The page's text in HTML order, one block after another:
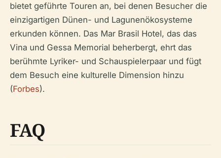
bietet geführte Touren an, bei denen Besucher die
einzigartigen Dünen- und Lagunenökosysteme
erkunden können. Das Mar Brasil Hotel, das das
Vina und Gessa Memorial beherbergt, ehrt das
berühmte Lyriker- und Schauspielerpaar und fügt
dem Besuch eine kulturelle Dimension hinzu
(Forbes).
FAQ